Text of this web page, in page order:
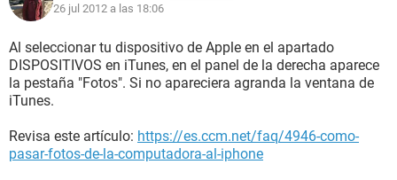
26 jul 2012 a las 18:06
Al seleccionar tu dispositivo de Apple en el apartado
DISPOSITIVOS en iTunes, en el panel de la derecha aparece
la pestaña "Fotos". Si no apareciera agranda la ventana de
iTunes.
Revisa este artículo: https://es.ccm.net/faq/4946-como-
pasar-fotos-de-la-computadora-al-iphone